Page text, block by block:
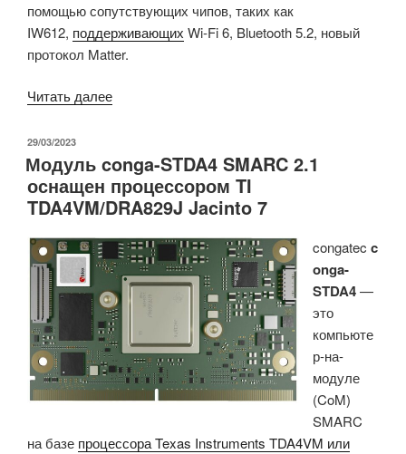
помощью сопутствующих чипов, таких как
IW612, поддерживающих Wi-Fi 6, Bluetooth 5.2, новый
протокол Matter.
Читать далее«Одноядерный
i.MX
91
с
Cortex-
A55
для
питания
экономичных
периферийных
устройств
на
Linux»
ОПУБЛИКОВАНО
29/03/2023
Модуль conga-STDA4 SMARC 2.1
оснащен процессором TI
TDA4VM/DRA829J Jacinto 7
congatec c
onga-
STDA4—
это
компьюте
р-на-
модуле
(CoM)
SMARC
на базе процессора Texas Instruments TDA4VM или